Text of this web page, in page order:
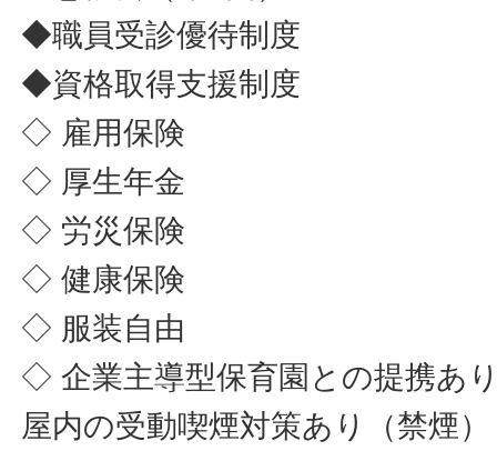
◆職員受診優待制度
◆資格取得支援制度
◇ 雇用保険
◇ 厚生年金
◇ 労災保険
◇ 健康保険
◇ 服装自由
◇ 企業主導型保育園との提携あ
屋内の受動喫煙対策あり（禁煙）